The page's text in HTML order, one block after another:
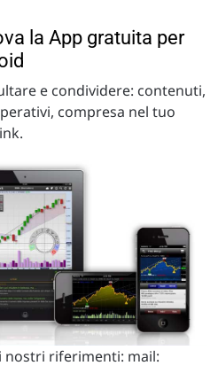
la App gratuita per
e condividere: contenuti,
compresa nel tuo
nostri riferimenti: mail: